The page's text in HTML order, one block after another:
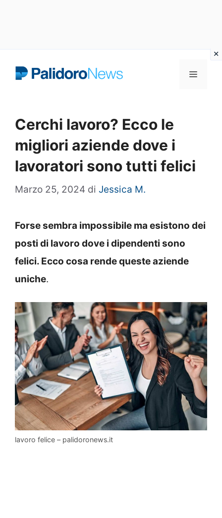
Menu
Cerchi lavoro? Ecco le
migliori aziende dove i
lavoratori sono tutti felici
Marzo 25, 2024 di Jessica M.
Forse sembra impossibile ma esistono dei
posti di lavoro dove i dipendenti sono
felici. Ecco cosa rende queste aziende
uniche.
lavoro felice – palidoronews.it